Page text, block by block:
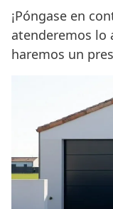
¡Póngase en
atenderemos lo
haremos un